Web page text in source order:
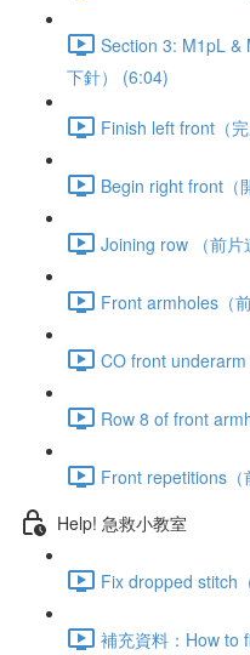
Section 3: M1pL &
下針） (6:04)
Finish left front（
Begin right front（
Joining row （前
Front armholes（
CO front
Row 8 of front
Front repetitions
Help! 急救小教室
Fix dropped stitch
補充資料：How to